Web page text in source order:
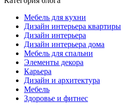
Мебель для кухни
Дизайн интерьера квартиры
Дизайн интерьера
Дизайн интерьера дома
Мебель для спальни
Элементы декора
Карьера
Дизайн и архитектура
Мебель
Здоровье и фитнес